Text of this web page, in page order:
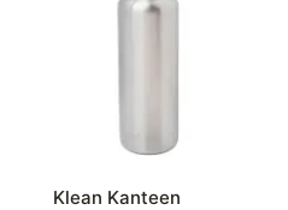
Klean Kanteen